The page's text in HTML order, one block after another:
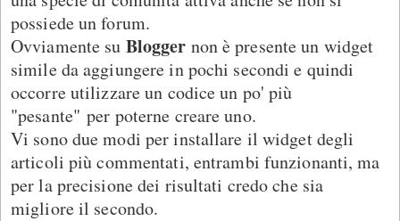
possiede un forum.
Ovviamente su Blogger non è presente un widget
simile da aggiungere in pochi secondi e quindi
occorre utilizzare un codice un po' più
"pesante" per poterne creare uno.
Vi sono due modi per installare il widget degli
articoli più commentati, entrambi funzionanti, ma
per la precisione dei risultati credo che sia
migliore il secondo.